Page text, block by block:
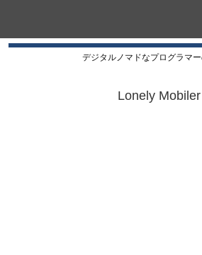
デジタルノマドなプログラマ
Lonely Mobiler